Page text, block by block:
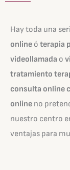
Hay toda una
online ó terapia
videollamada o
tratamiento
consulta online
online no
nuestro centro
ventajas para